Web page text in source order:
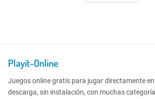
Playit-Online
Juegos online gratis para jugar directamente
descarga, sin instalación, con muchas